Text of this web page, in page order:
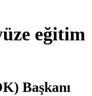
eğitim
Başkanı